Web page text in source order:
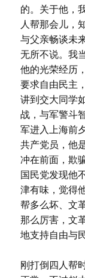
的。关于他，
人帮那会儿，
与父亲畅谈未
无所不说。我
他的光荣经历
要求自由民主
讲到交大同学
战，与军警斗
军进入上海前
共产党员，他
冲在前面，欺
国民党发现他
津有味，觉得
帮多么坏、文
那么厉害，文
地支持自由与
刚打倒四人帮